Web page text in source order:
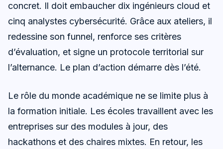
concret. Il doit embaucher dix ingénieurs cloud et
cinq analystes cybersécurité. Grâce aux ateliers, il
redessine son funnel, renforce ses critères
d’évaluation, et signe un protocole territorial sur
l’alternance. Le plan d’action démarre dès l’été.
Le rôle du monde académique ne se limite plus à
la formation initiale. Les écoles travaillent avec les
entreprises sur des modules à jour, des
hackathons et des chaires mixtes. En retour, les